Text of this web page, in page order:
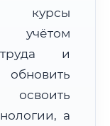
ФИС ФРДО
курсы
учётом
и
освоить
а